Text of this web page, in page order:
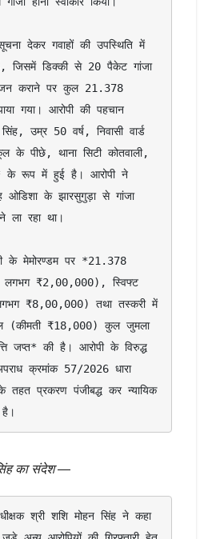
जिसमें डिक्की से 20 पैकेट गांजा
कराने पर कुल 21.378
गया। आरोपी की पहचान
उम्र 50 वर्ष, निवासी वार्ड
के पीछे, थाना सिटी कोतवाली,
के रूप में हुई है। आरोपी ने
ओडिशा के झारसुगुड़ा से गांजा
ला रहा था।
लगभग ₹2,00,000), स्विफ्ट
₹8,00,000) तथा तस्करी में
(कीमती ₹18,000) कुल जुमला
जप्त* की है। आरोपी के विरुद्ध
क्रमांक 57/2026 धारा
प्रकरण पंजीबद्ध कर न्यायिक
का संदेश—